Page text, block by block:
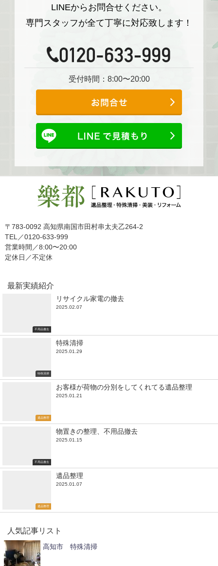
LINEからお問合せください。
専門スタッフが全て丁寧に対応致します！
受付時間：8:00〜20:00
〒783-0092 高知県南国市田村串太夫乙264-2
TEL／0120-633-999
営業時間／8:00〜20:00
定休日／不定休
最新実績紹介
不用品撤去
リサイクル家電の撤去
2025.02.07
特殊清掃
特殊清掃
2025.01.29
遺品整理
お客様が荷物の分別をしてくれてる遺品整理
2025.01.21
不用品撤去
物置きの整理、不用品撤去
2025.01.15
遺品整理
遺品整理
2025.01.07
人気記事リスト
高知市 特殊清掃